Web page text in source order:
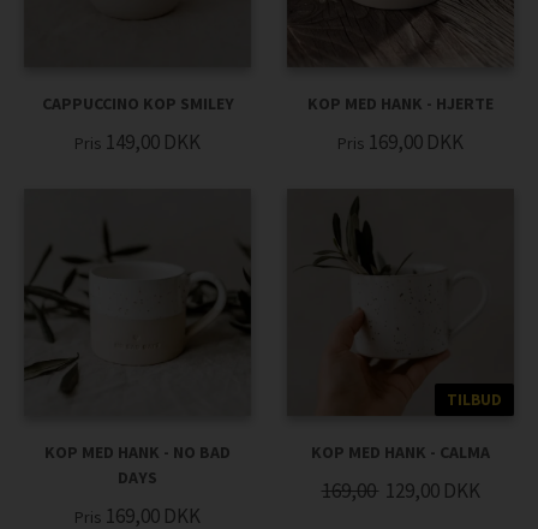
CAPPUCCINO KOP SMILEY
Pris 149,00 DKK
KOP MED HANK - HJERTE
Pris 169,00 DKK
KOP MED HANK - NO BAD
DAYS
Pris 169,00 DKK
TILBUD
KOP MED HANK - CALMA
169,00 129,00 DKK